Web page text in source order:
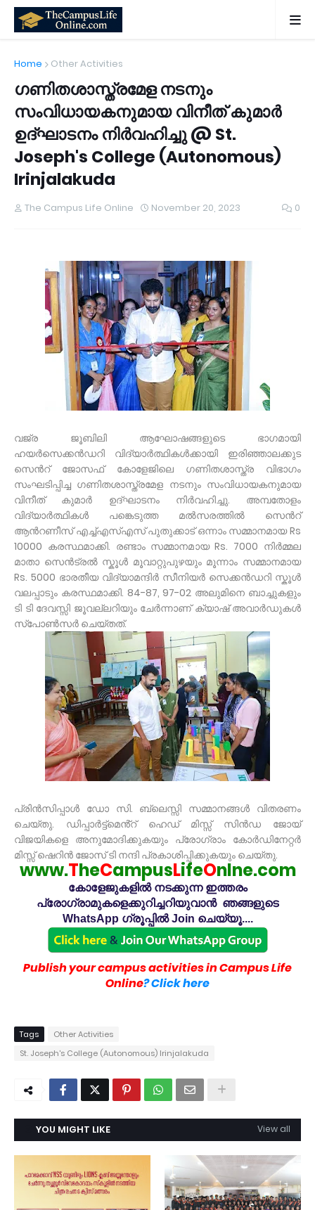
Home Other Activities
ഗണിതശാസ്ത്രമേള നടനും
സംവിധായകനുമായ വിനീത് കുമാർ
ഉദ്ഘാടനം നിർവഹിച്ചു @ St.
Joseph's College (Autonomous)
Irinjalakuda
The Campus Life Online November 20, 2023 0
വജ്ര ജൂബിലി ആഘോഷങ്ങളുടെ ഭാഗമായി
ഹയർസെക്കൻഡറി വിദ്യാർത്ഥികൾക്കായി ഇരിഞ്ഞാലക്കുട
സെൻറ് ജോസഫ് കോളേജിലെ ഗണിതശാസ്ത്ര വിഭാഗം
സംഘടിപ്പിച്ച ഗണിതശാസ്ത്രമേള നടനും സംവിധായകനുമായ
വിനീത് കുമാർ ഉദ്ഘാടനം നിർവഹിച്ചു. അമ്പതോളം
വിദ്യാർത്ഥികൾ പങ്കെടുത്ത മൽസരത്തിൽ സെൻറ്
ആൻറണീസ് എച്ച്എസ്എസ് പുതുക്കാട് ഒന്നാം സമ്മാനമായ Rs
10000 കരസ്ഥമാക്കി. രണ്ടാം സമ്മാനമായ Rs. 7000 നിർമ്മല
മാതാ സെൻട്രൽ സ്കൂൾ മൂവാറ്റുപുഴയും മൂന്നാം സമ്മാനമായ
Rs. 5000 ഭാരതീയ വിദ്യാമന്ദിർ സീനിയർ സെക്കൻഡറി സ്കൂൾ
വലപ്പാടും കരസ്ഥമാക്കി. 84-87, 97-02 അലുമിനെ ബാച്ചുകളും
ടി ടി ദേവസ്സി ജൂവല്ലറിയും ചേർന്നാണ് ക്യാഷ് അവാർഡുകൾ
സ്പോൺസർ ചെയ്തത്.
പ്രിൻസിപ്പാൾ ഡോ സി. ബ്ലെസ്സി സമ്മാനങ്ങൾ വിതരണം
ചെയ്തു. ഡിപ്പാർട്ട്മെൻ്റ് ഹെഡ് മിസ്സ് സിൻഡ ജോയ്
വിജയികളെ അനുമോദിക്കുകയും പ്രോഗ്രാം കോർഡിനേറ്റർ
മിസ്സ് ഷെറിൻ ജോസ് ടി നന്ദി പ്രകാശിപ്പിക്കുകയും ചെയ്തു.
www.TheCampusLifeOnlne.com
കോളേജുകളിൽ നടക്കുന്ന ഇത്തരം
പ്രോഗ്രാമുകളെക്കുറിച്ചറിയുവാൻ ഞങ്ങളുടെ
WhatsApp ഗ്രൂപ്പിൽ Join ചെയ്യൂ....
Publish your campus activities in Campus Life
Online? Click here
Tags
Other Activities
St. Joseph's College (Autonomous) Irinjalakuda
YOU MIGHT LIKE View all